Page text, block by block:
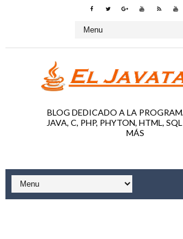
BLOG DEDICADO A LA
JAVA, C, PHP, PHYTON, HTML,
MÁS